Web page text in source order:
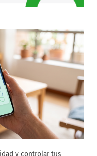
y controlar tus